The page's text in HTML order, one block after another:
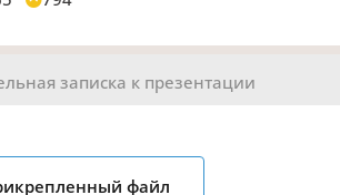
записка к презентации